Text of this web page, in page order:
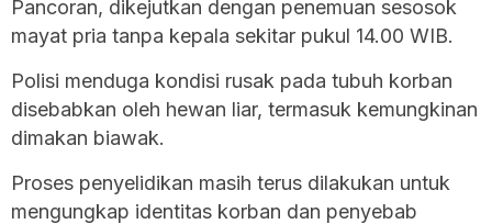
Pancoran, dikejutkan dengan penemuan sesosok
mayat pria tanpa kepala sekitar pukul 14.00 WIB.
Polisi menduga kondisi rusak pada tubuh korban
disebabkan oleh hewan liar, termasuk kemungkinan
dimakan biawak.
Proses penyelidikan masih terus dilakukan untuk
mengungkap identitas korban dan penyebab